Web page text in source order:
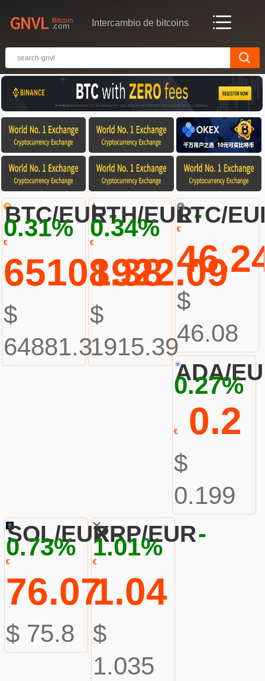
Intercambio de bitcoins
BTC/EUR-
0.31%
€
65108.38
$
64881.3
ETH/EUR-
0.34%
€
1922.09
$
1915.39
LTC/
€
$
46.08
ADA/
0.27%
€ 0.2
$
0.199
SOL/EUR-
0.73%
€
76.07
$ 75.8
XRP/EUR-
1.01%
€
1.04
$
1.035